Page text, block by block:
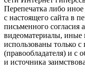
Перепечатка либо
с настоящего сайта в
письменного согласия
видеоматериалы, иные
использованы только с
(правообладателя) и с
и источника